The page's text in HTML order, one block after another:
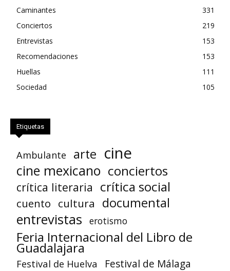
Caminantes
331
Conciertos
219
Entrevistas
153
Recomendaciones
153
Huellas
111
Sociedad
105
Etiquetas
Ambulante arte cine
cine mexicano conciertos
crítica literaria crítica social
cuento cultura documental
entrevistas erotismo
Feria Internacional del Libro de
Guadalajara
Festival de Huelva Festival de Málaga